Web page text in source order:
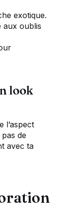
exotique.
aux oublis
look
l’aspect
de
avec ta